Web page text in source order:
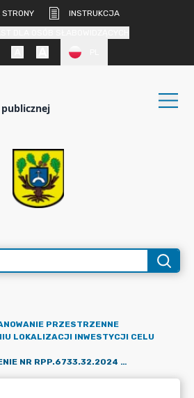
INSTRUKCJA
PRZESTRZENNE
LOKALIZACJI INWESTYCJI CELU
OBWIESZCZENIE NR RPP.6733.32.2024 O WYDANIU DECYZJI USTALENIA LOKALIZACJI INWESTYCJI CELU PUBLICZNEGO DLA PRZEDSIĘWZIĘCIA POLEGAJĄCEGO NA BUDOWIE UL. OSIEDLE W MIEJSCOWOŚCI DOPIEWIEC NA DZIAŁCE O NR EWID. 51/5 ORAZ NA CZĘŚCI DZIAŁEK O NR EWID. 86/9, 85/7, 149, 75/2, 51/4, POŁOŻONYCH W OBRĘBIE GEODEZYJNYM DOPIEWIEC, GMINA DOPIEWO.